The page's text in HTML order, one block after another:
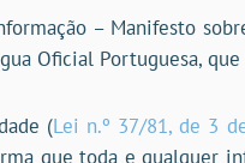
– Manifesto
Oficial Portuguesa,
(Lei n.º 37/81, de 3
que toda e qualquer